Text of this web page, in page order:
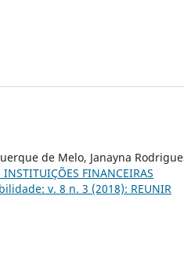
de Melo, Janayna
FINANCEIRAS
v. 8 n. 3 (2018): REUNIR